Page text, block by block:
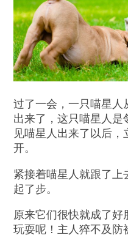
过了一会，一只喵星人
出来了，这只喵星人
见喵星人出来了以后
开。
紧接着喵星人就跟了上
起了步。
原来它们很快就成了好
玩耍呢！主人猝不及